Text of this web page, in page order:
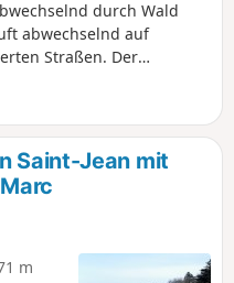
durch Wald
abwechselnd auf
Straßen. Der
anstrengend.
Saint-Jean mit
m